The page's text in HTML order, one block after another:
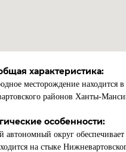
характеристика:
месторождение
районов Ханты-
особенности:
округ
на стыке